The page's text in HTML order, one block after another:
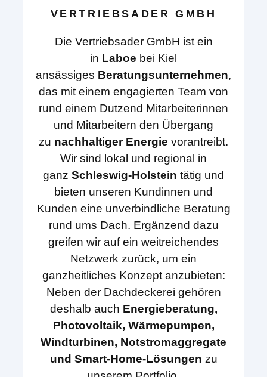
VERTRIEBSADER GMBH
Die Vertriebsader GmbH ist ein
in Laboe bei Kiel
ansässiges Beratungsunternehmen,
das mit einem engagierten Team von
rund einem Dutzend Mitarbeiterinnen
und Mitarbeitern den Übergang
zu nachhaltiger Energie vorantreibt.
Wir sind lokal und regional in
ganz Schleswig-Holstein tätig und
bieten unseren Kundinnen und
Kunden eine unverbindliche Beratung
rund ums Dach. Ergänzend dazu
greifen wir auf ein weitreichendes
Netzwerk zurück, um ein
ganzheitliches Konzept anzubieten:
Neben der Dachdeckerei gehören
deshalb auch Energieberatung,
Photovoltaik, Wärmepumpen,
Windturbinen, Notstromaggregate
und Smart-Home-Lösungen zu